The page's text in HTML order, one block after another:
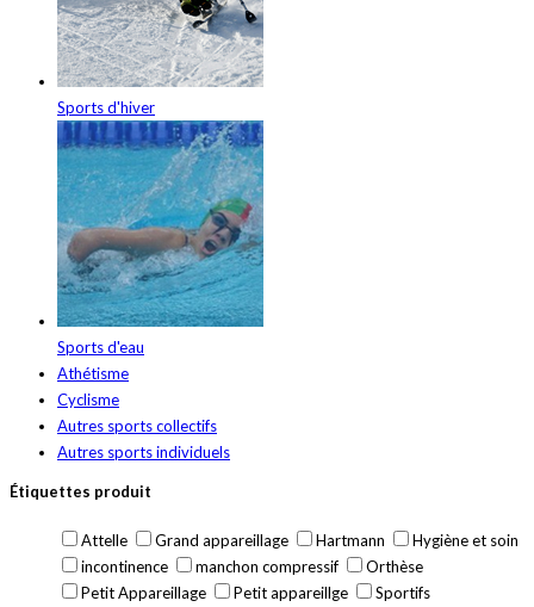
Sports d'hiver
Sports d'eau
Athétisme
Cyclisme
Autres sports collectifs
Autres sports individuels
Étiquettes produit
Attelle Grand appareillage Hartmann
Hygiène et soin
incontinence
manchon compressif
Orthèse
Petit Appareillage
Petit appareillge
Sportifs